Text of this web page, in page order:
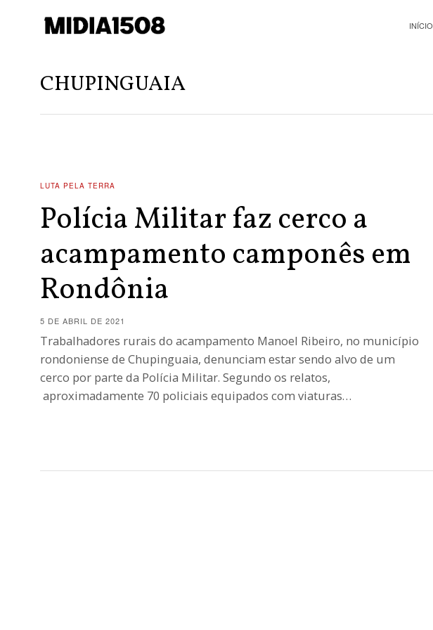
INÍCIO
CHUPINGUAIA
LUTA PELA TERRA
Polícia Militar faz cerco a
acampamento camponês em
Rondônia
5 DE ABRIL DE 2021
Trabalhadores rurais do acampamento Manoel Ribeiro, no município
rondoniense de Chupinguaia, denunciam estar sendo alvo de um
cerco por parte da Polícia Militar. Segundo os relatos,
aproximadamente 70 policiais equipados com viaturas…